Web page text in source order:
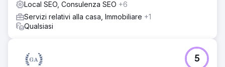
Local SEO, Consulenza SEO +6
Servizi relativi alla casa, Immobiliare +1
Qualsiasi
5